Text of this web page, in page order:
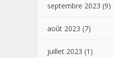
septembre 2023 (9)
août 2023 (7)
juillet 2023 (1)